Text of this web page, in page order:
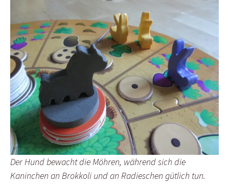
Der Hund bewacht die Möhren, während sich die
Kaninchen an Brokkoli und an Radieschen gütlich tun.